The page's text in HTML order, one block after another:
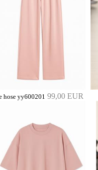
hose yy600201 99,00 EUR